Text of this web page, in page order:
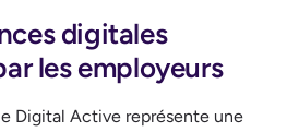
digitales
les employeurs
Digital Active représente une